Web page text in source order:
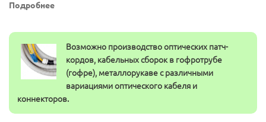
Подробнее
Возможно производство оптических патч-
кордов, кабельных сборок в гофротрубе
(гофре), металлорукаве с различными
вариациями оптического кабеля и
коннекторов.